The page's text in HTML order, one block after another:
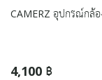
CAMERZ อุปกรณ์กล้อ
4,100 ฿